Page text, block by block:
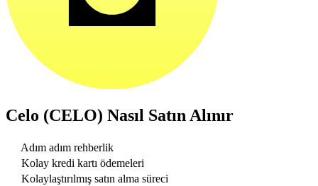
Celo (CELO) Nasıl Satın Alınır
Adım adım rehberlik
Kolay kredi kartı ödemeleri
Kolaylaştırılmış satın alma süreci